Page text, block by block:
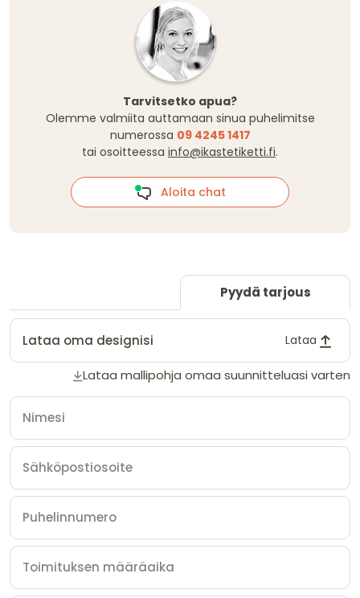
Tarvitsetko apua?
Olemme valmiita auttamaan sinua puhelimitse
numerossa 09 4245 1417
tai osoitteessa info@ikastetiketti.fi.
Aloita chat
Pyydä tarjous
Lataa oma designisi Lataa
Lataa mallipohja omaa suunnitteluasi varten